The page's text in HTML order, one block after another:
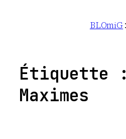
BLOmiG
Étiquette :
Maximes